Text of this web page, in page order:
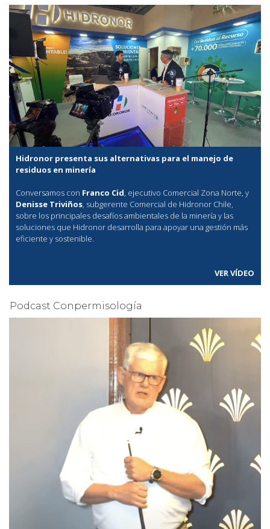
Hidronor presenta sus alternativas para el manejo de
residuos en minería
Conversamos con Franco Cid, ejecutivo Comercial Zona Norte, y
Denisse Triviños, subgerente Comercial de Hidronor Chile,
sobre los principales desafíos ambientales de la minería y las
soluciones que Hidronor desarrolla para apoyar una gestión más
eficiente y sostenible.
VER VÍDEO
Podcast Conpermisología